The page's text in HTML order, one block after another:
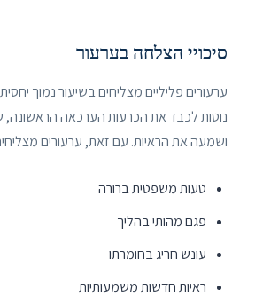
סיכויי הצלחה בערעור
ערעורים פליליים מצליחים בשיעור נמוך
נוטות לכבד את הכרעות הערכאה
ושמעה את הראיות. עם זאת, ערעורים
טעות משפטית ברורה
פגם מהותי בהליך
עונש חריג בחומרתו
ראיות חדשות משמעותיות